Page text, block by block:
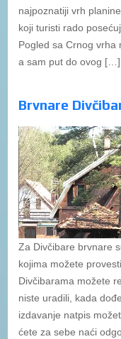
najpoznatiji vrh
koji turisti rado
Pogled sa Crnog vrha
a sam put do ovog […]
Brvnare
Za Divčibare brvnare
kojima možete
Divčibarama možete
niste uradili, kada
izdavanje natpis
ćete za sebe naći